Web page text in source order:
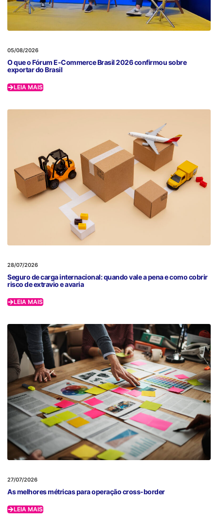
05/08/2026
O que o Fórum E-Commerce Brasil 2026 confirmou sobre
exportar do Brasil
LEIA MAIS
28/07/2026
Seguro de carga internacional: quando vale a pena e como cobrir
risco de extravio e avaria
LEIA MAIS
27/07/2026
As melhores métricas para operação cross-border
LEIA MAIS